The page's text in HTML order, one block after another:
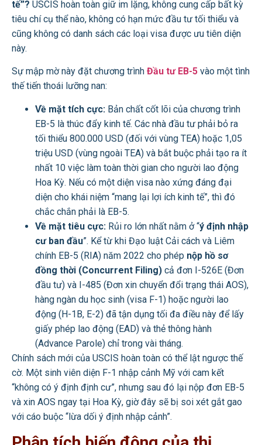
tế”? USCIS hoàn toàn giữ im lặng, không cung cấp bất kỳ
tiêu chí cụ thể nào, không có hạn mức đầu tư tối thiểu và
cũng không có danh sách các loại visa được ưu tiên diện
này.
Sự mập mờ này đặt chương trình Đầu tư EB-5 vào một tình
thế tiến thoái lưỡng nan:
Về mặt tích cực: Bản chất cốt lõi của chương trình
EB-5 là thúc đẩy kinh tế. Các nhà đầu tư phải bỏ ra
tối thiểu 800.000 USD (đối với vùng TEA) hoặc 1,05
triệu USD (vùng ngoài TEA) và bắt buộc phải tạo ra ít
nhất 10 việc làm toàn thời gian cho người lao động
Hoa Kỳ. Nếu có một diện visa nào xứng đáng đại
diện cho khái niệm “mang lại lợi ích kinh tế”, thì đó
chắc chắn phải là EB-5.
Về mặt tiêu cực: Rủi ro lớn nhất nằm ở “ý định nhập
cư ban đầu”. Kể từ khi Đạo luật Cải cách và Liêm
chính EB-5 (RIA) năm 2022 cho phép nộp hồ sơ
đồng thời (Concurrent Filing) cả đơn I-526E (Đơn
đầu tư) và I-485 (Đơn xin chuyển đổi trạng thái AOS),
hàng ngàn du học sinh (visa F-1) hoặc người lao
động (H-1B, E-2) đã tận dụng tối đa điều này để lấy
giấy phép lao động (EAD) và thẻ thông hành
(Advance Parole) chỉ trong vài tháng.
Chính sách mới của USCIS hoàn toàn có thể lật ngược thế
cờ. Một sinh viên diện F-1 nhập cảnh Mỹ với cam kết
“không có ý định định cư”, nhưng sau đó lại nộp đơn EB-5
và xin AOS ngay tại Hoa Kỳ, giờ đây sẽ bị soi xét gắt gao
với cáo buộc “lừa dối ý định nhập cảnh”.